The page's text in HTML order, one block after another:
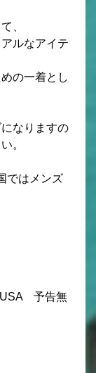
、
ルなアイテ
の一着とし
なりますの
。
はメンズ
予告無